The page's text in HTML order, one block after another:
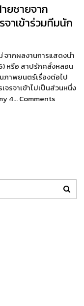
ยชายจาก
จาเข้าร่วมทีมนัก
จากผลงานการแสดงนำ
หรือ สาปรักคลั่งหลอน
ภาพยนตร์เรื่องต่อไป
จรจาเข้าไปเป็นส่วนหนึ่ง
4… Comments